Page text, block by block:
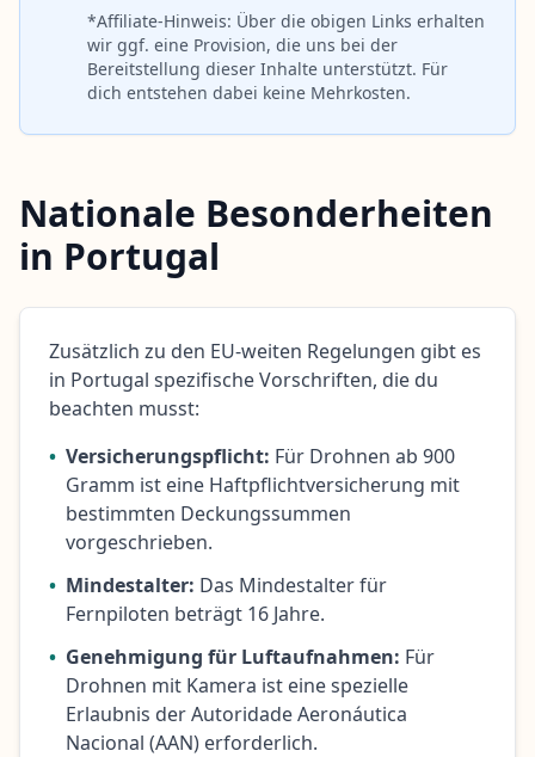
*Affiliate-Hinweis: Über die obigen Links erhalten
wir ggf. eine Provision, die uns bei der
Bereitstellung dieser Inhalte unterstützt. Für
dich entstehen dabei keine Mehrkosten.
Nationale Besonderheiten
in Portugal
Zusätzlich zu den EU-weiten Regelungen gibt es
in Portugal spezifische Vorschriften, die du
beachten musst:
• Versicherungspflicht: Für Drohnen ab 900
Gramm ist eine Haftpflichtversicherung mit
bestimmten Deckungssummen
vorgeschrieben.
• Mindestalter: Das Mindestalter für
Fernpiloten beträgt 16 Jahre.
• Genehmigung für Luftaufnahmen: Für
Drohnen mit Kamera ist eine spezielle
Erlaubnis der Autoridade Aeronáutica
Nacional (AAN) erforderlich.